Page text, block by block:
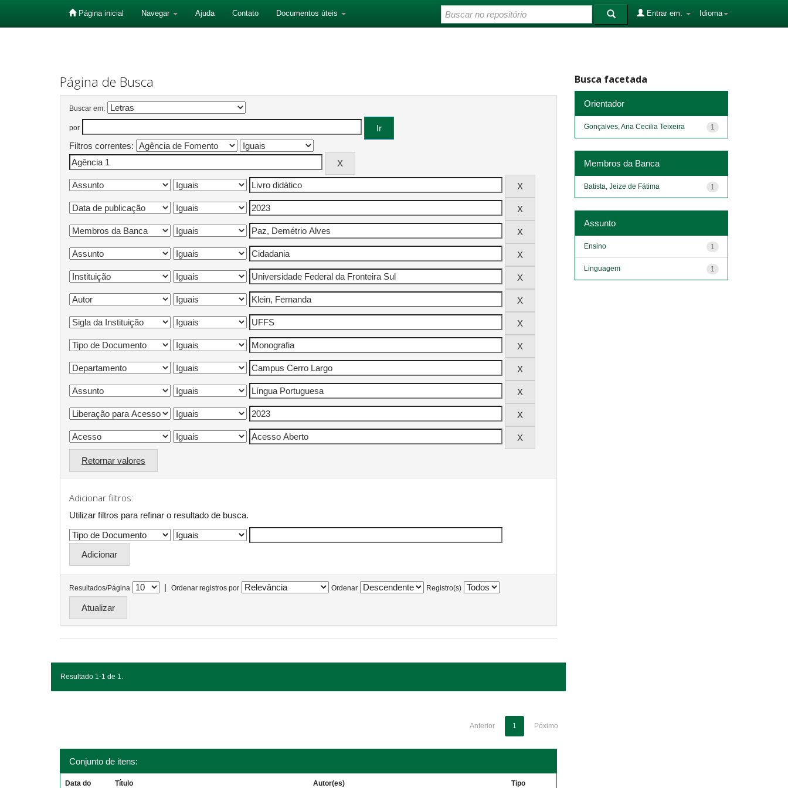
Página inicial Navegar Ajuda Contato Documentos úteis Idioma
Entrar em:
Página de Busca
Buscar em:
por
Filtros correntes:
Retornar valores
Adicionar filtros:
Utilizar filtros para refinar o resultado de busca.
Resultados/Página | Ordenar registros por Ordenar Registro(s)
Resultado 1-1 de 1.
Anterior 1 Póximo
Conjunto de itens:
Data do Título Autor(es) Tipo
Busca facetada
Orientador
1
Gonçalves, Ana Cecilia Teixeira
Membros da Banca
1
Batista, Jeize de Fátima
Assunto
1
Ensino
1
Linguagem